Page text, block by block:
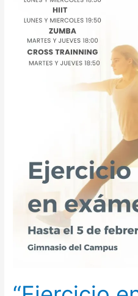
cuatrimestre
2025-
2026